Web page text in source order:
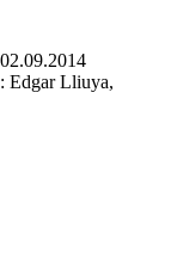
Edgar Lliuya,